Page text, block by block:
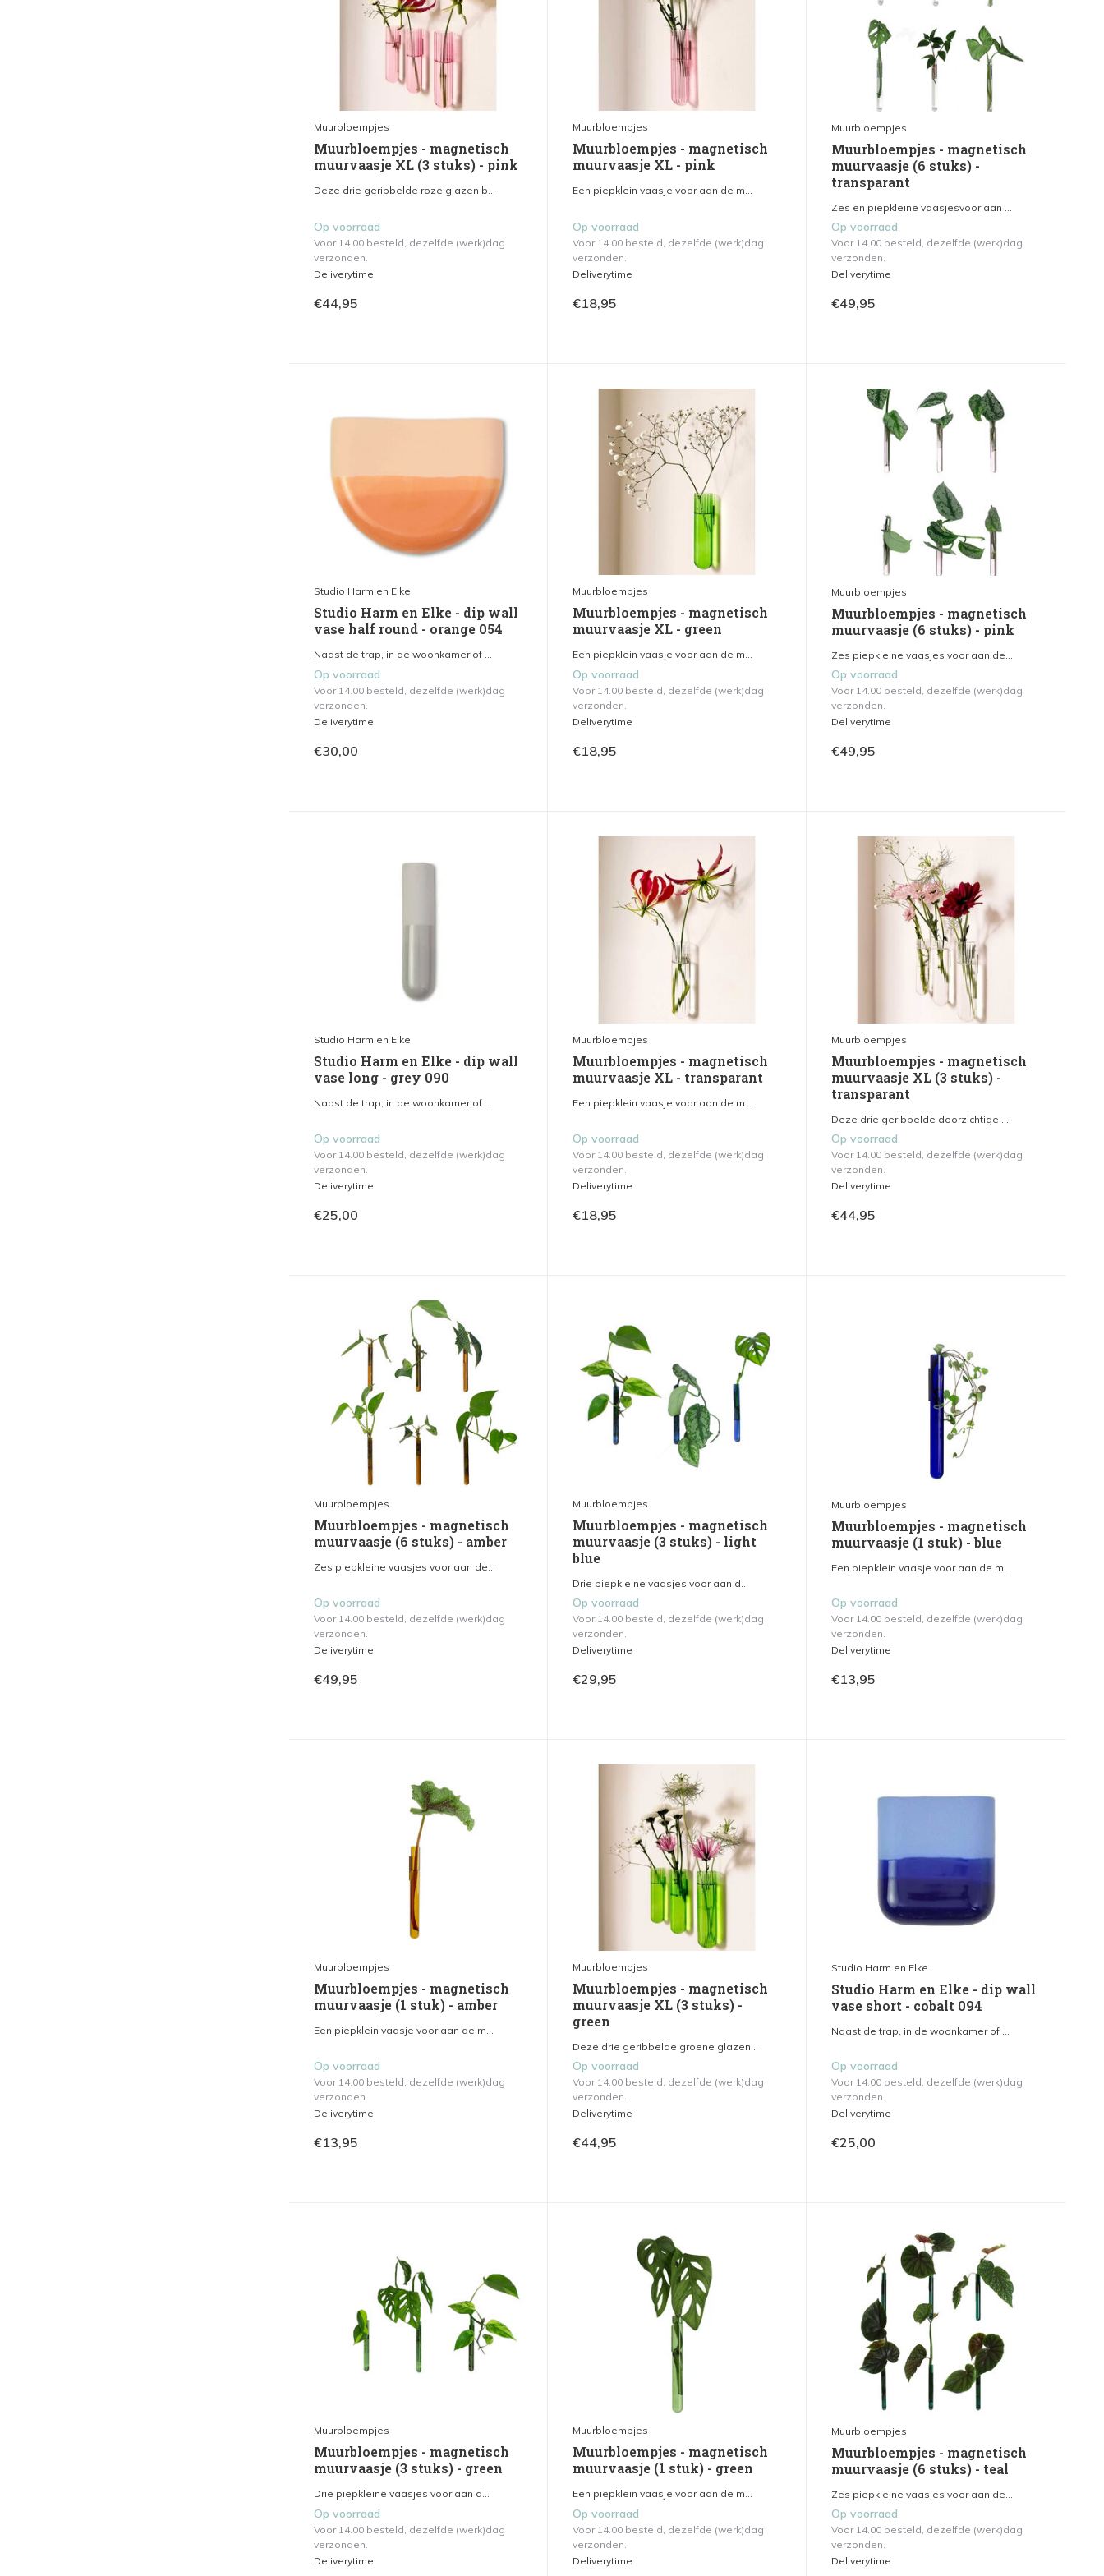
Muurbloempjes
Muurbloempjes - magnetisch
muurvaasje XL (3 stuks) - pink
Deze drie geribbelde roze glazen b...
Op voorraad
Voor 14.00 besteld, dezelfde (werk)dag
verzonden.
Deliverytime
€44,95
Muurbloempjes
Muurbloempjes - magnetisch
muurvaasje XL - pink
Een piepklein vaasje voor aan de m...
Op voorraad
Voor 14.00 besteld, dezelfde (werk)dag
verzonden.
Deliverytime
€18,95
Muurbloempjes
Muurbloempjes - magnetisch
muurvaasje (6 stuks) -
transparant
Zes en piepkleine vaasjesvoor aan ...
Op voorraad
Voor 14.00 besteld, dezelfde (werk)dag
verzonden.
Deliverytime
€49,95
Studio Harm en Elke
Studio Harm en Elke - dip wall
vase half round - orange 054
Naast de trap, in de woonkamer of ...
Op voorraad
Voor 14.00 besteld, dezelfde (werk)dag
verzonden.
Deliverytime
€30,00
Muurbloempjes
Muurbloempjes - magnetisch
muurvaasje XL - green
Een piepklein vaasje voor aan de m...
Op voorraad
Voor 14.00 besteld, dezelfde (werk)dag
verzonden.
Deliverytime
€18,95
Muurbloempjes
Muurbloempjes - magnetisch
muurvaasje (6 stuks) - pink
Zes piepkleine vaasjes voor aan de...
Op voorraad
Voor 14.00 besteld, dezelfde (werk)dag
verzonden.
Deliverytime
€49,95
Studio Harm en Elke
Studio Harm en Elke - dip wall
vase long - grey 090
Naast de trap, in de woonkamer of ...
Op voorraad
Voor 14.00 besteld, dezelfde (werk)dag
verzonden.
Deliverytime
€25,00
Muurbloempjes
Muurbloempjes - magnetisch
muurvaasje XL - transparant
Een piepklein vaasje voor aan de m...
Op voorraad
Voor 14.00 besteld, dezelfde (werk)dag
verzonden.
Deliverytime
€18,95
Muurbloempjes
Muurbloempjes - magnetisch
muurvaasje XL (3 stuks) -
transparant
Deze drie geribbelde doorzichtige ...
Op voorraad
Voor 14.00 besteld, dezelfde (werk)dag
verzonden.
Deliverytime
€44,95
Muurbloempjes
Muurbloempjes - magnetisch
muurvaasje (6 stuks) - amber
Zes piepkleine vaasjes voor aan de...
Op voorraad
Voor 14.00 besteld, dezelfde (werk)dag
verzonden.
Deliverytime
€49,95
Muurbloempjes
Muurbloempjes - magnetisch
muurvaasje (3 stuks) - light
blue
Drie piepkleine vaasjes voor aan d...
Op voorraad
Voor 14.00 besteld, dezelfde (werk)dag
verzonden.
Deliverytime
€29,95
Muurbloempjes
Muurbloempjes - magnetisch
muurvaasje (1 stuk) - blue
Een piepklein vaasje voor aan de m...
Op voorraad
Voor 14.00 besteld, dezelfde (werk)dag
verzonden.
Deliverytime
€13,95
Muurbloempjes
Muurbloempjes - magnetisch
muurvaasje (1 stuk) - amber
Een piepklein vaasje voor aan de m...
Op voorraad
Voor 14.00 besteld, dezelfde (werk)dag
verzonden.
Deliverytime
€13,95
Muurbloempjes
Muurbloempjes - magnetisch
muurvaasje XL (3 stuks) -
green
Deze drie geribbelde groene glazen...
Op voorraad
Voor 14.00 besteld, dezelfde (werk)dag
verzonden.
Deliverytime
€44,95
Studio Harm en Elke
Studio Harm en Elke - dip wall
vase short - cobalt 094
Naast de trap, in de woonkamer of ...
Op voorraad
Voor 14.00 besteld, dezelfde (werk)dag
verzonden.
Deliverytime
€25,00
Muurbloempjes
Muurbloempjes - magnetisch
muurvaasje (3 stuks) - green
Drie piepkleine vaasjes voor aan d...
Op voorraad
Voor 14.00 besteld, dezelfde (werk)dag
verzonden.
Deliverytime
Muurbloempjes
Muurbloempjes - magnetisch
muurvaasje (1 stuk) - green
Een piepklein vaasje voor aan de m...
Op voorraad
Voor 14.00 besteld, dezelfde (werk)dag
verzonden.
Deliverytime
Muurbloempjes
Muurbloempjes - magnetisch
muurvaasje (6 stuks) - teal
Zes piepkleine vaasjes voor aan de...
Op voorraad
Voor 14.00 besteld, dezelfde (werk)dag
verzonden.
Deliverytime